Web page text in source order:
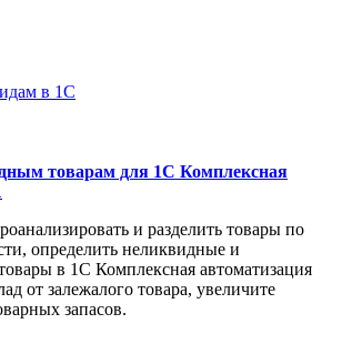
товарам для 1С Комплексная
и разделить товары по
определить неликвидные и
в 1С Комплексная автоматизация
от залежалого товара, увеличите
запасов.